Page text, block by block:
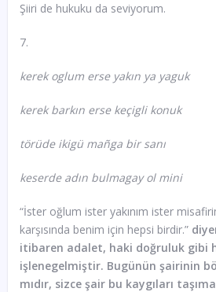
Şiiri de hukuku da seviyorum.
7.
kerek oglum erse yakın ya yaguk
kerek barkın erse keçigli konuk
törüde ikigü mañga bir sanı
keserde adın bulmagay ol mini
“İster oğlum ister yakınım ister
karşısında benim için hepsi birdir.”
itibaren adalet, haki doğruluk gibi
işlenegelmiştir. Bugünün şairinin
mıdır, sizce şair bu kaygıları